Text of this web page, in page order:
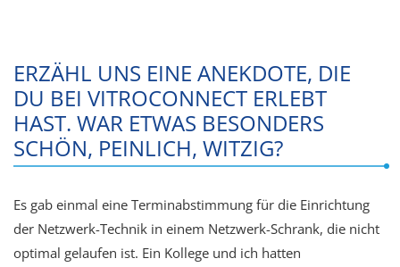
ERZÄHL UNS EINE ANEKDOTE, DIE
DU BEI VITROCONNECT ERLEBT
HAST. WAR ETWAS BESONDERS
SCHÖN, PEINLICH, WITZIG?
Es gab einmal eine Terminabstimmung für die Einrichtung
der Netzwerk-Technik in einem Netzwerk-Schrank, die nicht
optimal gelaufen ist. Ein Kollege und ich hatten